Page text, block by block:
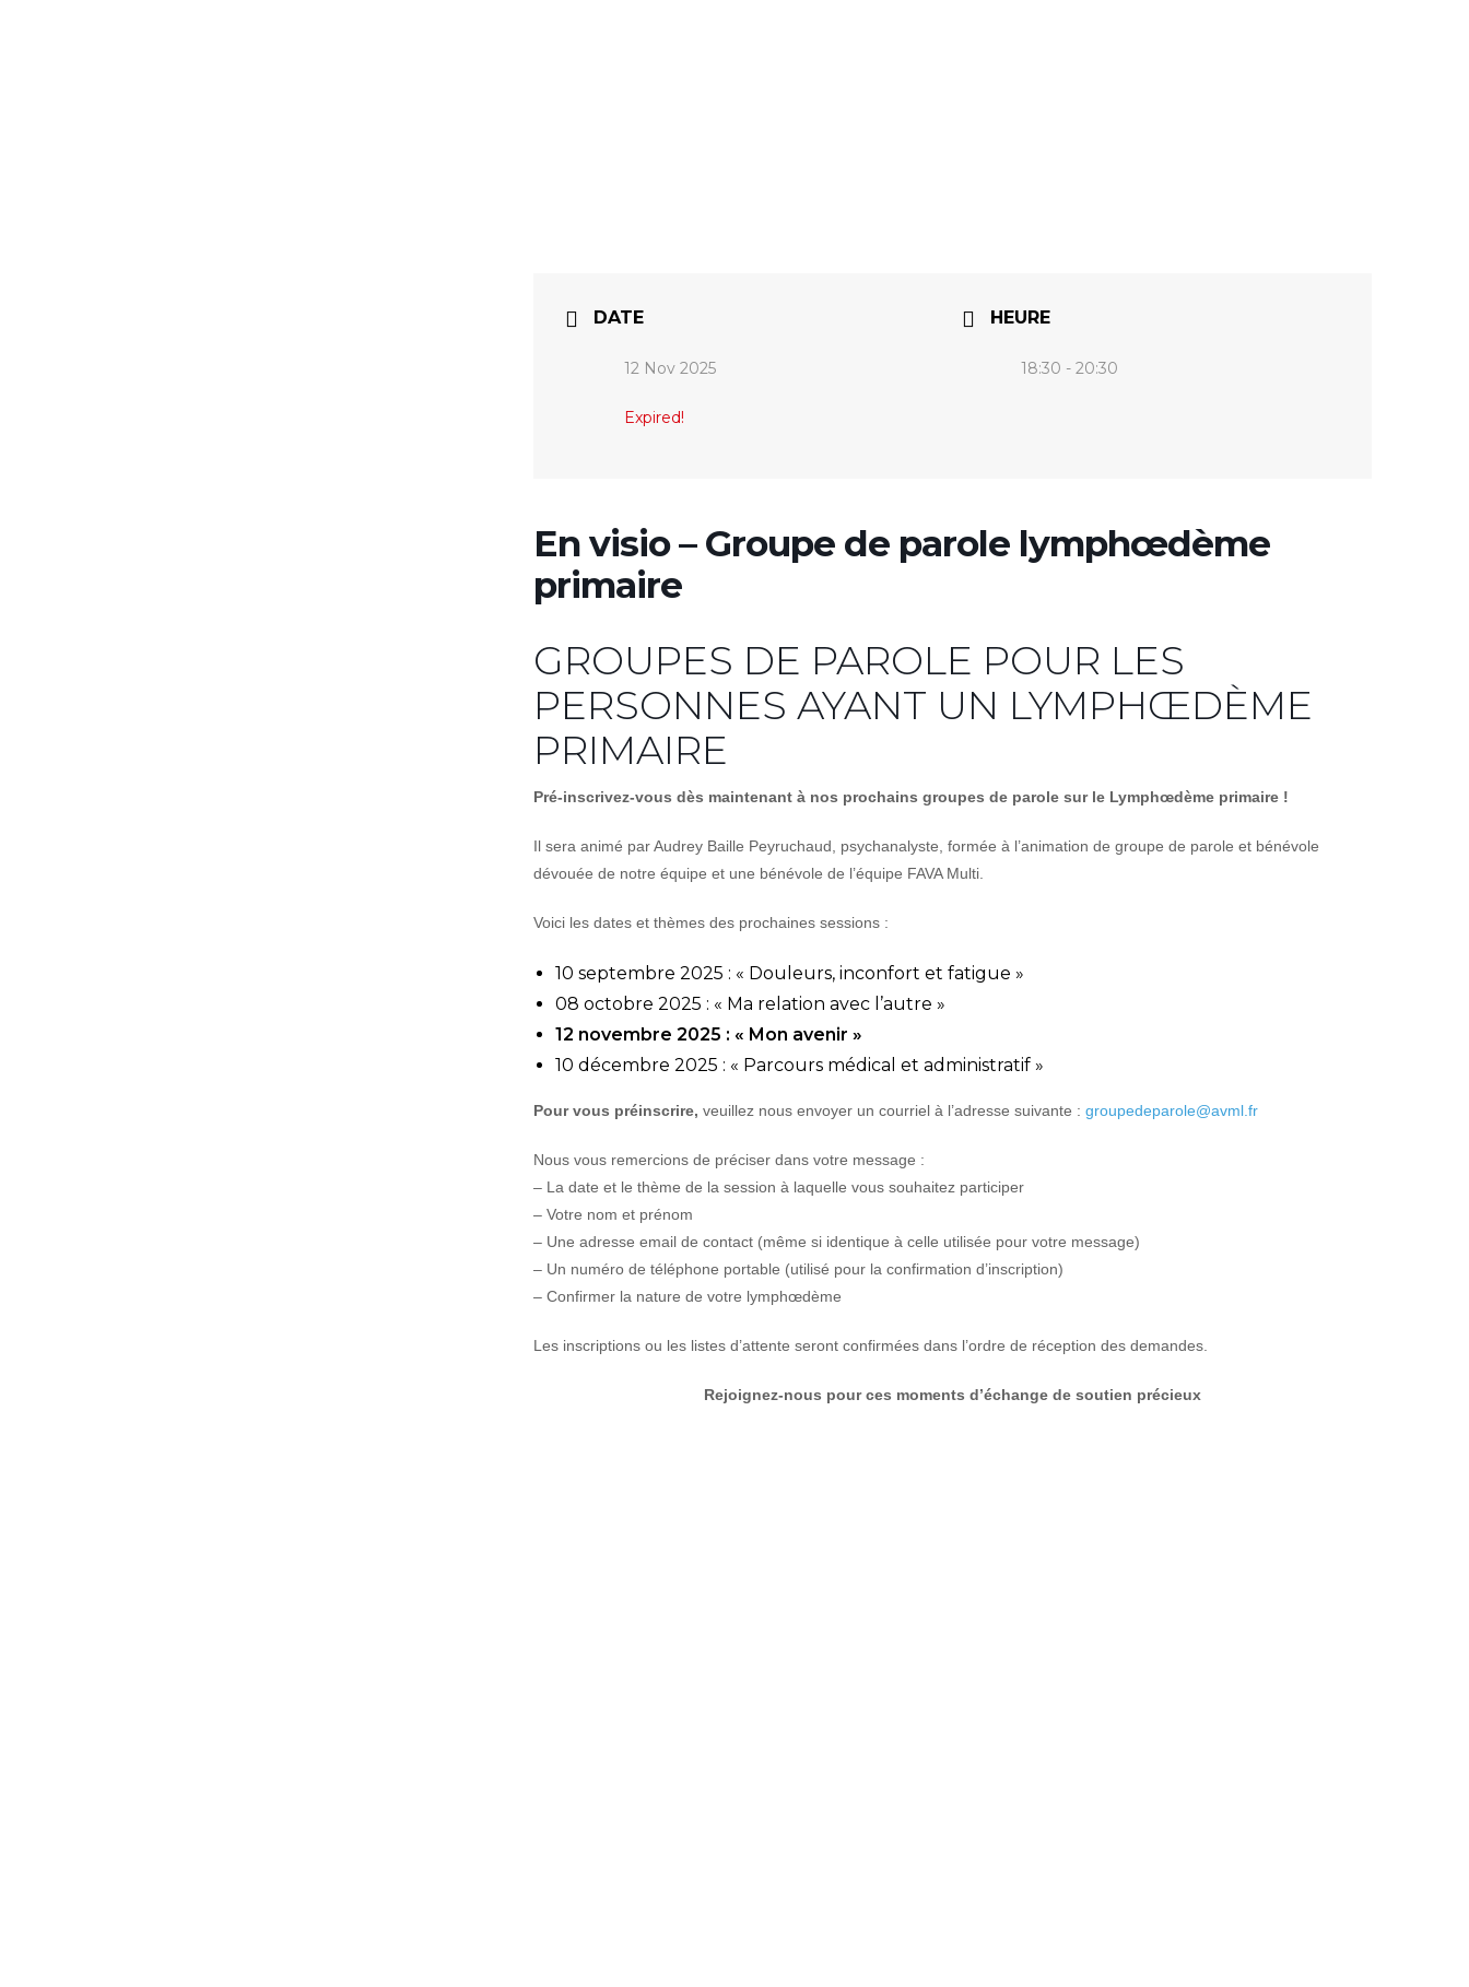
DATE
12 Nov 2025
Expired!
HEURE
18:30 - 20:30
En visio – Groupe de parole lymphœdème
primaire
GROUPES DE PAROLE POUR LES
PERSONNES AYANT UN LYMPHŒDÈME
PRIMAIRE
Pré-inscrivez-vous dès maintenant à nos prochains groupes de parole sur le Lymphœdème primaire !
Il sera animé par Audrey Baille Peyruchaud, psychanalyste, formée à l’animation de groupe de parole et bénévole
dévouée de notre équipe et une bénévole de l’équipe FAVA Multi.
Voici les dates et thèmes des prochaines sessions :
10 septembre 2025 : « Douleurs, inconfort et fatigue »
08 octobre 2025 : « Ma relation avec l’autre »
12 novembre 2025 : « Mon avenir »
10 décembre 2025 : « Parcours médical et administratif »
Pour vous préinscrire, veuillez nous envoyer un courriel à l’adresse suivante : groupedeparole@avml.fr
Nous vous remercions de préciser dans votre message :
– La date et le thème de la session à laquelle vous souhaitez participer
– Votre nom et prénom
– Une adresse email de contact (même si identique à celle utilisée pour votre message)
– Un numéro de téléphone portable (utilisé pour la confirmation d’inscription)
– Confirmer la nature de votre lymphœdème
Les inscriptions ou les listes d’attente seront confirmées dans l’ordre de réception des demandes.
Rejoignez-nous pour ces moments d’échange de soutien précieux